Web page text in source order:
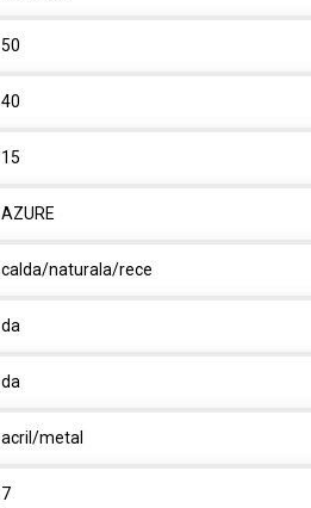
50
40
15
AZURE
calda/naturala/rece
da
da
acril/metal
7